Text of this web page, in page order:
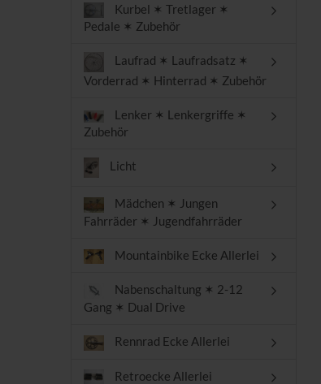
Kurbel ✶ Tretlager ✶
Pedale ✶ Zubehör
Laufrad ✶ Laufradsatz ✶
Vorderrad ✶ Hinterrad ✶ Zubehör
Lenker ✶ Lenkergriffe ✶
Zubehör
Licht
Mädchen ✶ Jungen
Fahrräder ✶ Jugendfahrräder
Mountainbike Ecke Allerlei
Nabenschaltung ✶ 2-12
Gang ✶ Dual Drive
Rennrad Ecke Allerlei
Retroecke Allerlei